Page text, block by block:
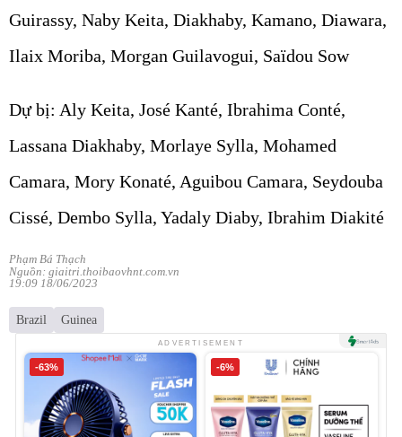
Guirassy, Naby Keita, Diakhaby, Kamano, Diawara,
Ilaix Moriba, Morgan Guilavogui, Saïdou Sow
Dự bị: Aly Keita, José Kanté, Ibrahima Conté,
Lassana Diakhaby, Morlaye Sylla, Mohamed
Camara, Mory Konaté, Aguibou Camara, Seydouba
Cissé, Dembo Sylla, Yadaly Diaby, Ibrahim Diakité
Phạm Bá Thạch
Nguồn: giaitri.thoibaovhnt.com.vn
19:09 18/06/2023
Brazil Guinea
ADVERTISEMENT
-63% -6%